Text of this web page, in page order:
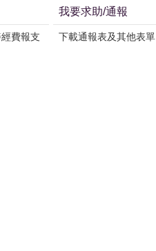
費報支
我要求助/通報
下載通報表及其他表單